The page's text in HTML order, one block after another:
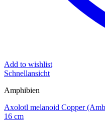
Add to wishlist
Schnellansicht
Amphibien
Axolotl melanoid Copper
16 cm